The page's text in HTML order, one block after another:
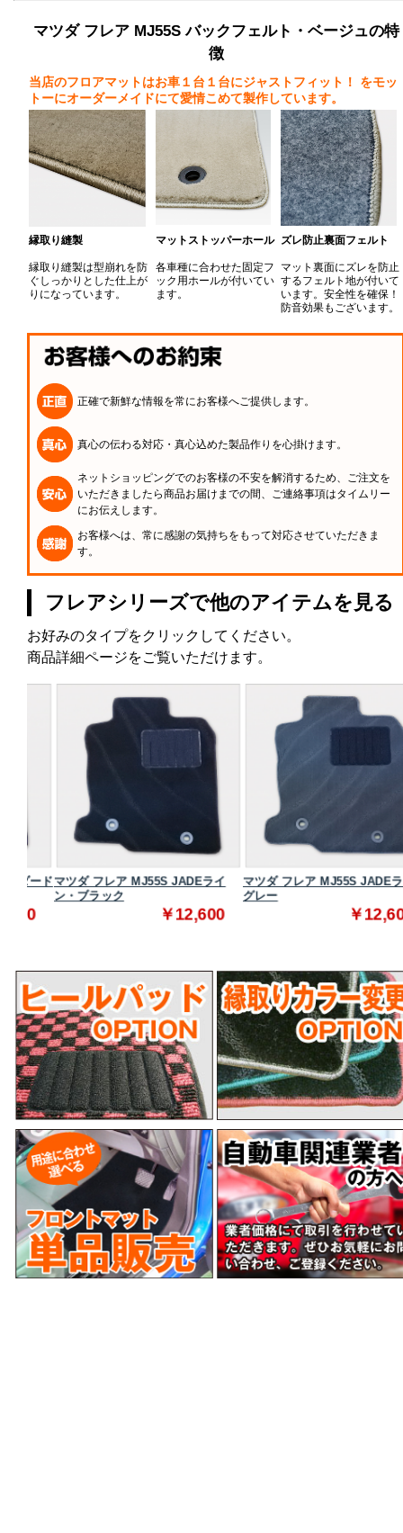
マツダ フレア MJ55S バックフェルト・ベージュの特
徴
当店のフロアマットはお車１台１台にジャストフィット！
をモッ
トーにオーダーメイドにて愛情こめて製作しています。
縁取り縫製
縁取り縫製は型崩れを防
ぐしっかりとした仕上が
りになっています。
マットストッパーホール
各車種に合わせた固定フ
ック用ホールが付いてい
ます。
ズレ防止裏面フェルト
マット裏面にズレを防止
するフェルト地が付いて
います。安全性を確保！
防音効果もございます。
正確で新鮮な情報を常にお客様へご提供します。
真心の伝わる対応・真心込めた製品作りを心掛けます。
ネットショッピングでのお客様の不安を解消するため、ご注文を
いただきましたら商品お届けまでの間、ご連絡事項はタイムリー
にお伝えします。
お客様へは、常に感謝の気持ちをもって対応させていただきま
す。
フレアシリーズで他のアイテムを見る
お好みのタイプをクリックしてください。
商品詳細ページをご覧いただけます。
マツダ フレア MJ55S JADEライ
ン・ブラック
￥12,600
マツダ フレア MJ55S JADEライン
グレー
￥12,600